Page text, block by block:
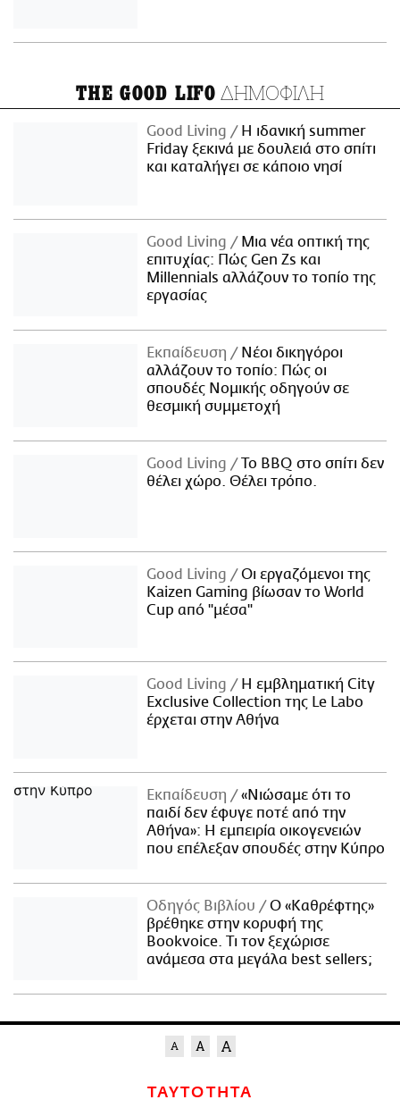
THE GOOD LIFO ΔΗΜΟΦΙΛΗ
Good Living
Η ιδανική summer
Friday ξεκινά με δουλειά στο σπίτι
και καταλήγει σε κάποιο νησί
Good Living
Μια νέα οπτική της
επιτυχίας: Πώς Gen Zs και
Millennials αλλάζουν το τοπίο της
εργασίας
Εκπαίδευση
Νέοι δικηγόροι
αλλάζουν το τοπίο: Πώς οι
σπουδές Νομικής οδηγούν σε
θεσμική συμμετοχή
Good Living
Το BBQ στο σπίτι δεν
θέλει χώρο. Θέλει τρόπο.
Good Living
Οι εργαζόμενοι της
Kaizen Gaming βίωσαν το World
Cup από "μέσα"
Good Living
Η εμβληματική City
Exclusive Collection της Le Labo
έρχεται στην Αθήνα
Εκπαίδευση
«Νιώσαμε ότι το
παιδί δεν έφυγε ποτέ από την
Αθήνα»: Η εμπειρία οικογενειών
που επέλεξαν σπουδές στην Κύπρο
Οδηγός Βιβλίου
Ο «Καθρέφτης»
βρέθηκε στην κορυφή της
Bookvoice. Τι τον ξεχώρισε
ανάμεσα στα μεγάλα best sellers;
ΤΑΥΤΟΤΗΤΑ